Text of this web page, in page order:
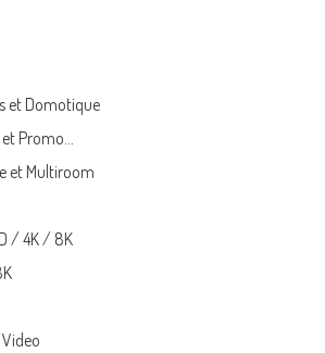
et Domotique
et Promo…
et Multiroom
/ 4K / 8K